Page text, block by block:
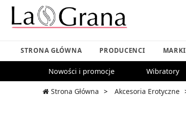
STRONA GŁÓWNA PRODUCENCI MARKI
Nowości i promocje Wibratory
Strona Główna Akcesoria Erotyczne